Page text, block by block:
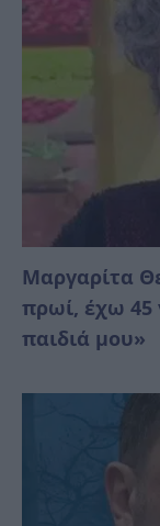
Μαργαρίτα
πρωί, έχω 45
παιδιά μου»